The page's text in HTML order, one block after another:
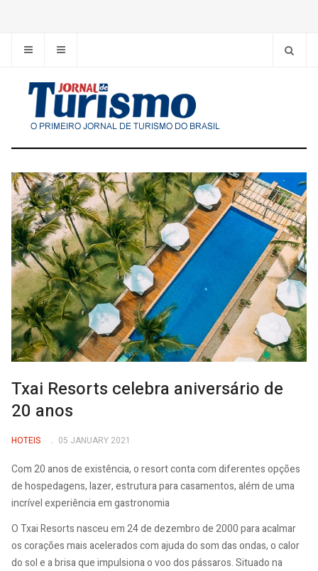
Txai Resorts celebra aniversário de
20 anos
HOTEIS 05 JANUARY 2021
Com 20 anos de existência, o resort conta com diferentes opções
de hospedagens, lazer, estrutura para casamentos, além de uma
incrível experiência em gastronomia
O Txai Resorts nasceu em 24 de dezembro de 2000 para acalmar
os corações mais acelerados com ajuda do som das ondas, o calor
do sol e a brisa que impulsiona o voo dos pássaros. Situado na